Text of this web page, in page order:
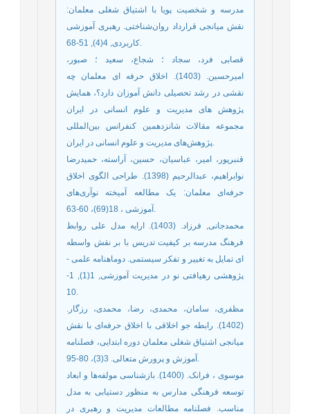
مدرسه و شخصیت پویا با اشتیاق شغلی معلمان:
نقش میانجی قرارداد روان‌شناختی. رهبری آموزشی
قصابی فرد، سجاد ؛ شجاع، سعید ؛ صبور،
امیرحسین. (1403). اخلاق حرفه ای معلمان چه
نقشی در رشد تحصیلی دانش آموزان دارد؟، همایش
پژوهش های مدیریت و علوم انسانی در ایران
مجموعه مقالات شانزدهمین کنفرانس بین‌المللی
قنبرپور، امیر، عباسیان، حسین، آراسته، حمیدرضا
نوابراهیم، عبدالرحیم (1398). طراحی الگوی اخلاق
حرفه‌ای معلمان: یک مطالعه آمیخته نوآری‌های
محمدجانی, فرزاد. (1403). ارایه مدل علی روابط
فرهنگ مدرسه بر کیفیت تدریس با بر نقش واسطه
ای تمایل به تغییر و تفکر سیستمی. دوماهنامه علمی -
پژوهشی رهیافتی نو در مدیریت آموزشی, 1(1), 1-
مظفری، سامان، محمدی، رضا، محمدی، رزگار.
(1402). رابطه جو اخلاقی با اخلاق حرفه‌ای با نقش
میانجی اشتیاق شغلی معلمان دوره ابتدایی، فصلنامه
موسوی ، فرانک. (1400). بازشناسی مولفه‌ها و ابعاد
توسعه فرهنگی مدارس به منظور دستیابی به مدل
مناسب. فصلنامه مطالعات مدیریت و رهبری در